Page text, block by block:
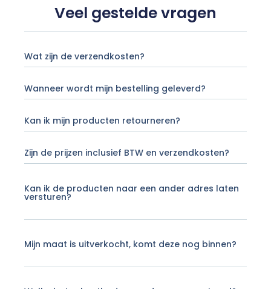
Veel gestelde vragen
Wat zijn de verzendkosten?
Wanneer wordt mijn bestelling geleverd?
Kan ik mijn producten retourneren?
Zijn de prijzen inclusief BTW en verzendkosten?
Kan ik de producten naar een ander adres laten
versturen?
Mijn maat is uitverkocht, komt deze nog binnen?